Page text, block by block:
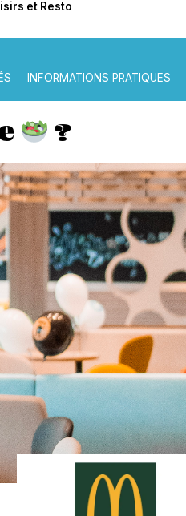
et Resto
INFORMATIONS PRATIQUES
?